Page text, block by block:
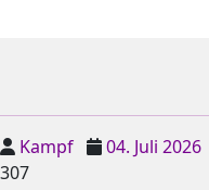
Kampf 04. Juli 2026
307